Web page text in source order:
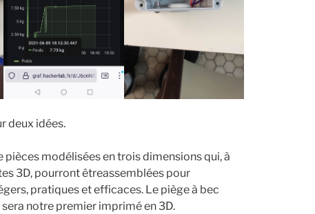
deux idées.
pièces modélisées en trois dimensions qui, à
3D, pourront êtreassemblées pour
pratiques et efficaces. Le piège à bec
notre premier imprimé en 3D.